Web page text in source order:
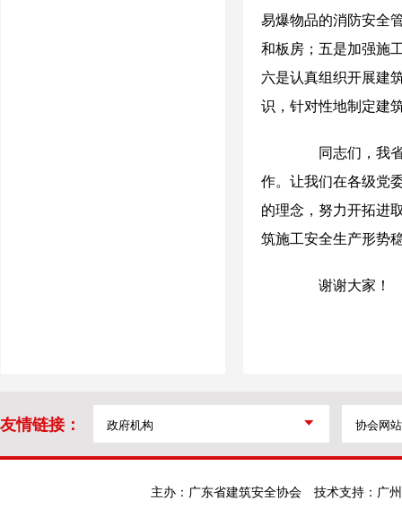
易爆物品的消防安全
和板房；五是加强施
六是认真组织开展建
识，针对性地制定建
同志们，我省
作。让我们在各级党
的理念，努力开拓进
筑施工安全生产形势
谢谢大家！
友情链接：
主办：广东省建筑安全协会
技术支持：广